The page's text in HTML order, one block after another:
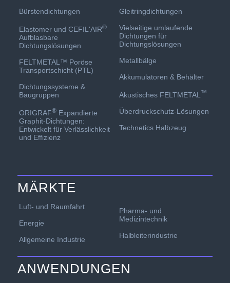
Bürstendichtungen
Elastomer und CEFIL'AIR®
Aufblasbare
Dichtungslösungen
FELTMETAL™ Poröse
Transportschicht (PTL)
Dichtungssysteme &
Baugruppen
ORIGRAF®Expandierte
Graphit-Dichtungen:
Entwickelt für Verlässlichkeit
und Effizienz
Gleitringdichtungen
Vielseitige umlaufende
Dichtungen für
Dichtungslösungen
Metallbälge
Akkumulatoren & Behälter
Akustisches FELTMETAL ™
Überdruckschutz-Lösungen
Technetics Halbzeug
MÄRKTE
Luft- und Raumfahrt
Energie
Allgemeine Industrie
Pharma- und
Medizintechnik
Halbleiterindustrie
ANWENDUNGEN